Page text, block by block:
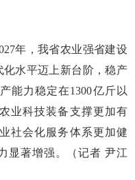
年，我省农业强省建设
水平迈上新台阶，稳产
能力稳定在1300亿斤以
业科技装备支撑更加有
社会化服务体系更加健
显著增强。（记者 尹江